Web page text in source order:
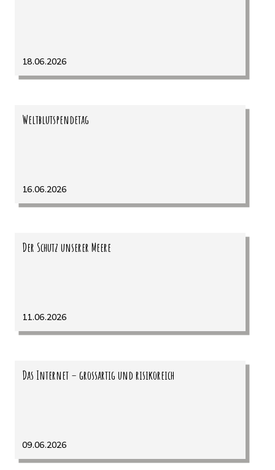
18.06.2026
Weltblutspendetag
16.06.2026
Der Schutz unserer Meere
11.06.2026
Das Internet – grossartig und risikoreich
09.06.2026